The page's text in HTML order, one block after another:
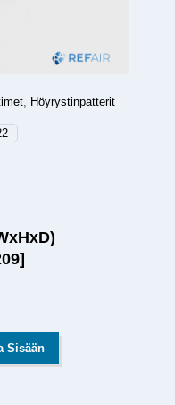
, Höyrystinpatterit
Sisään